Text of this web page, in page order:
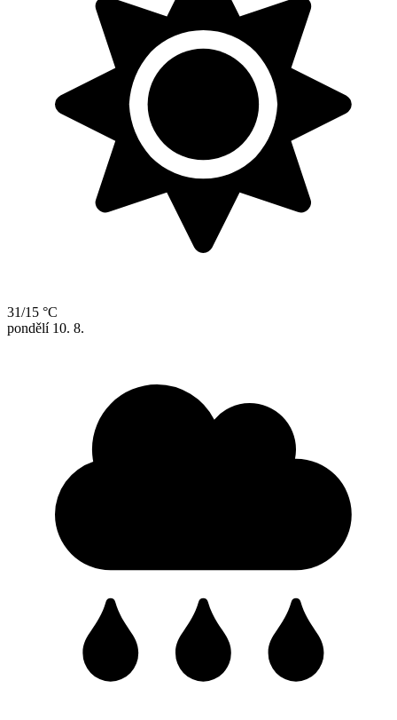
31/15 °C
pondělí 10. 8.